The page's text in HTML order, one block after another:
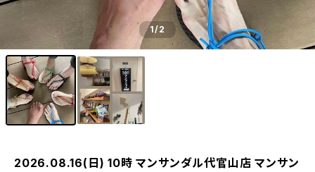
1/2
2026.08.16(日) 10時 マンサンダル代官山店 マンサン